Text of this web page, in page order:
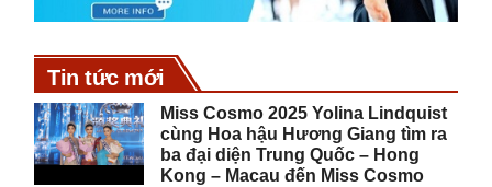
Tin tức mới
Miss Cosmo 2025 Yolina Lindquist
cùng Hoa hậu Hương Giang tìm ra
ba đại diện Trung Quốc – Hong
Kong – Macau đến Miss Cosmo